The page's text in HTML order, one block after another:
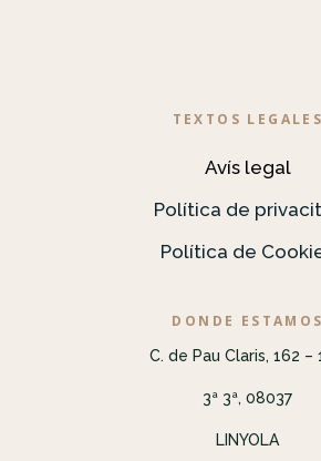
TEXTOS LEGALES
Avís legal
Política de
Política de
DONDE ESTAMOS
C. de Pau Claris, 162 –
3ª 3ª, 08037
LINYOLA